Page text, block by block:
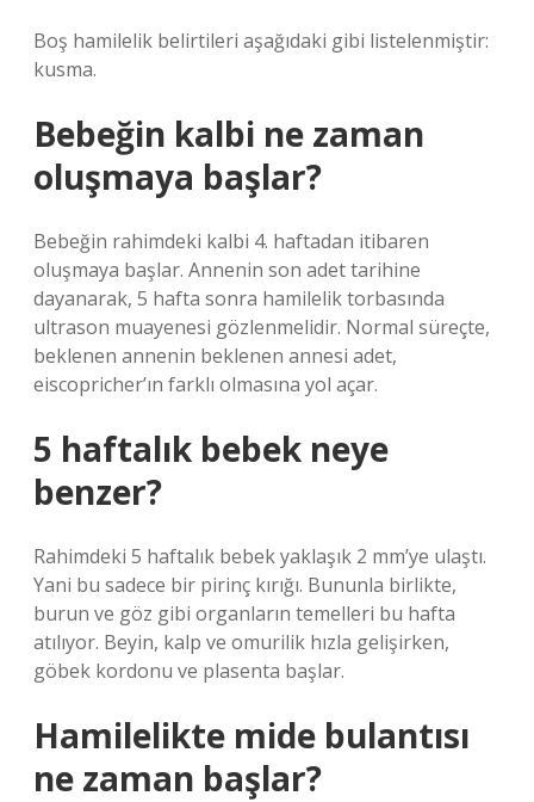
Boş hamilelik belirtileri aşağıdaki gibi listelenmiştir:
kusma.
Bebeğin kalbi ne zaman
oluşmaya başlar?
Bebeğin rahimdeki kalbi 4. haftadan itibaren
oluşmaya başlar. Annenin son adet tarihine
dayanarak, 5 hafta sonra hamilelik torbasında
ultrason muayenesi gözlenmelidir. Normal süreçte,
beklenen annenin beklenen annesi adet,
eiscopricher’ın farklı olmasına yol açar.
5 haftalık bebek neye
benzer?
Rahimdeki 5 haftalık bebek yaklaşık 2 mm’ye ulaştı.
Yani bu sadece bir pirinç kırığı. Bununla birlikte,
burun ve göz gibi organların temelleri bu hafta
atılıyor. Beyin, kalp ve omurilik hızla gelişirken,
göbek kordonu ve plasenta başlar.
Hamilelikte mide bulantısı
ne zaman başlar?